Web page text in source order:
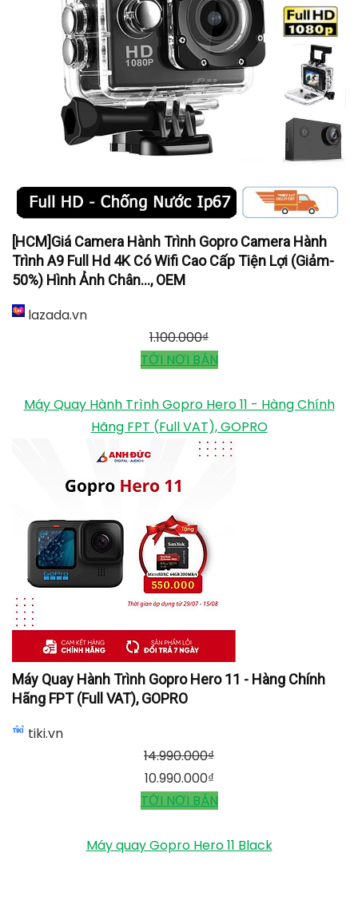
[HCM]Giá Camera Hành Trình Gopro Camera Hành
Trình A9 Full Hd 4K Có Wifi Cao Cấp Tiện Lợi (Giảm-
50%) Hình Ảnh Chân..., OEM
lazada.vn
1.100.000₫
TỚI NƠI BÁN
Máy Quay Hành Trình Gopro Hero 11 - Hàng Chính
Hãng FPT (Full VAT), GOPRO
Máy Quay Hành Trình Gopro Hero 11 - Hàng Chính
Hãng FPT (Full VAT), GOPRO
tiki.vn
14.990.000₫
10.990.000₫
TỚI NƠI BÁN
Máy quay Gopro Hero 11 Black